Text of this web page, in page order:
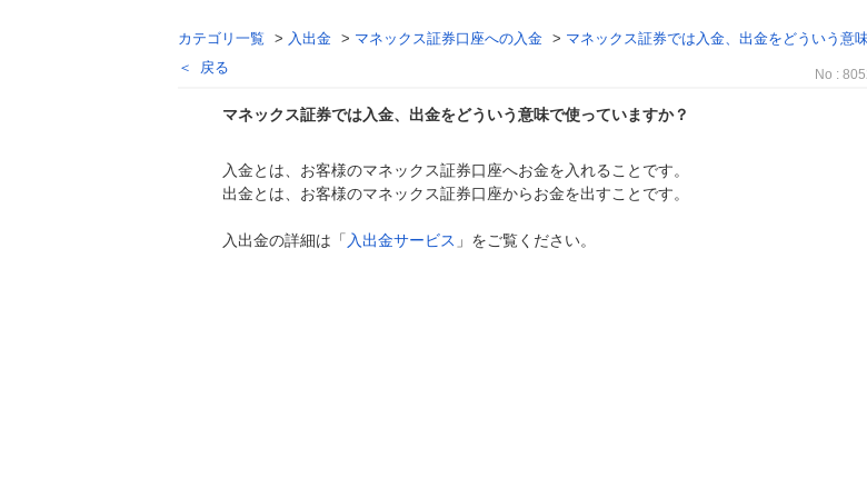
カテゴリ一覧 > 入出金 > マネックス証券口座への入金 > マネックス証券では入金、出金をどういう意
戻る
No :
マネックス証券では入金、出金をどういう意味で使っていますか？
回答
入金とは、お客様のマネックス証券口座へお金を入れることです。
出金とは、お客様のマネックス証券口座からお金を出すことです。
入出金の詳細は「 入出金サービス 」をご覧ください。